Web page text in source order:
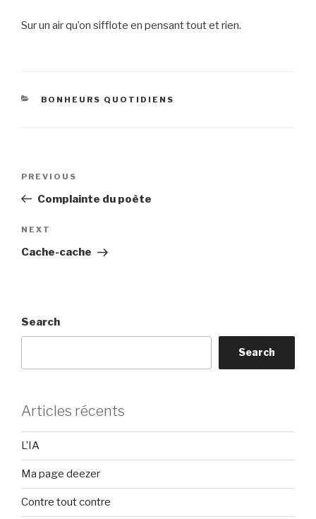
Sur un air qu’on sifflote en pensant tout et rien.
CATEGORIES
BONHEURS QUOTIDIENS
Previous
Post
PREVIOUS
Complainte du poète
Next
Post
NEXT
Cache-cache
Search
Search
Articles récents
L’IA
Ma page deezer
Contre tout contre